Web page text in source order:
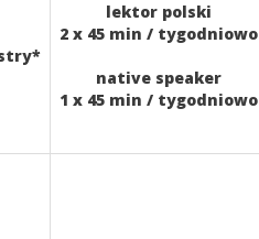
lektor polski
2 x 45 min / tygodniowo
native speaker
1 x 45 min / tygodniowo